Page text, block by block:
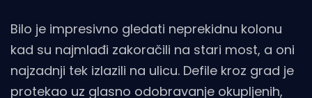
Bilo je impresivno gledati neprekidnu kolonu
kad su najmlađi zakoračili na stari most, a oni
najzadnji tek izlazili na ulicu. Defile kroz grad je
protekao uz glasno odobravanje okupljenih,